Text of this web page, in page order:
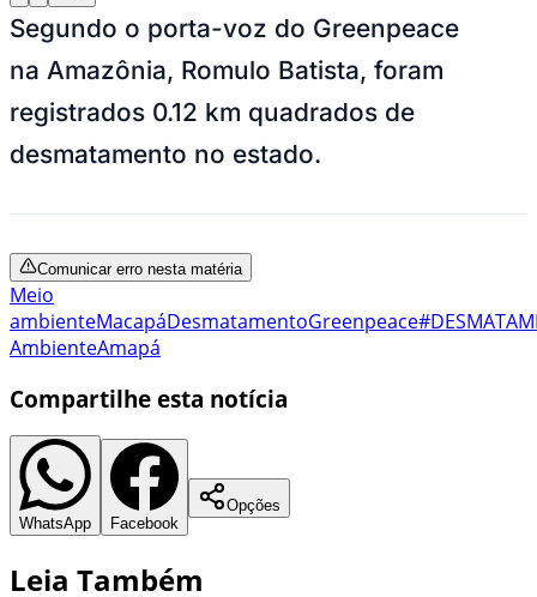
Segundo o porta-voz do Greenpeace
na Amazônia, Romulo Batista, foram
registrados 0.12 km quadrados de
desmatamento no estado.
Comunicar erro nesta matéria
Meio
ambienteMacapáDesmatamentoGreenpeace
AmbienteAmapá
Compartilhe esta notícia
WhatsApp Facebook
Opções
Leia Também